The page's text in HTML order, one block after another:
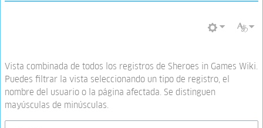
Vista combinada de todos los registros de Sheroes in Games Wiki.
Puedes filtrar la vista seleccionando un tipo de registro, el
nombre del usuario o la página afectada. Se distinguen
mayúsculas de minúsculas.